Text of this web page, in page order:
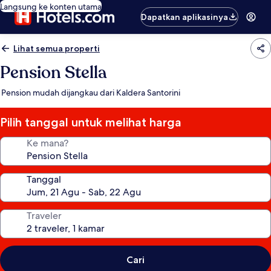
Langsung ke konten utama
Dapatkan aplikasinya
Lihat semua properti
Pension Stella
Pension mudah dijangkau dari Kaldera Santorini
Pilih tanggal untuk melihat harga
Ke mana?
Tanggal
Traveler
Cari